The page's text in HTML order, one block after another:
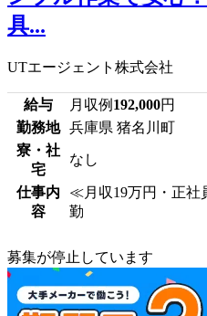
具...
UTエージェント株式会社
給与 月収例 192,000円
勤務地
兵庫県 猪名川町
寮・社
宅
なし
仕事内
容
≪月収19万円・正社
勤
募集が停止しています